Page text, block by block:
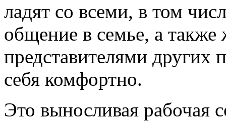
ладят со всеми, в том
общение в семье, а также
представителями других
себя комфортно.
Это выносливая рабочая